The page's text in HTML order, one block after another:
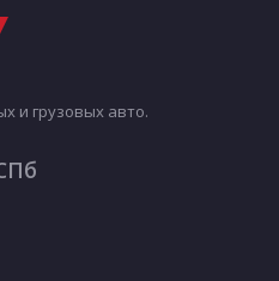
и грузовых авто.